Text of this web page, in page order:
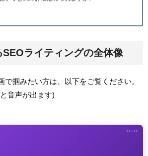
ライティングの全体像
で掴みたい方は、以下をご覧ください。
音声が出ます)